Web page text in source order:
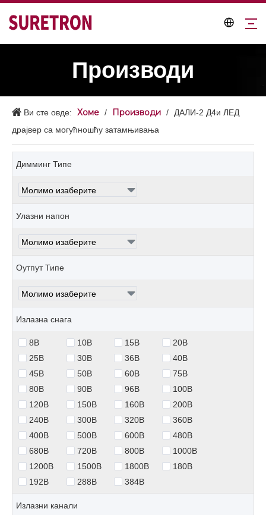
Производи
Ви сте овде: Хоме / Производи /
ДАЛИ-2 Д4и ЛЕД
драјвер са могућношћу затамњивања
Димминг Типе
Улазни напон
Оутпут Типе
Излазна снага
8В 10В 15В
20В
25В
30В 36В
40В
45В
50В 60В
75В
80В
90В 96В
100В
120В
150В 160В
200В
240В
300В 320В
360В
400В
500В 600В
480В
680В
720В 800В
1000В
1200В
1500В 1800В
180В
192В
288В 384В
Излазни канали